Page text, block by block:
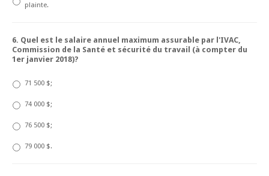
plainte.
6. Quel est le salaire annuel maximum assurable par l'IVAC,
Commission de la Santé et sécurité du travail (à compter du
1er janvier 2018)?
71 500 $;
74 000 $;
76 500 $;
79 000 $.